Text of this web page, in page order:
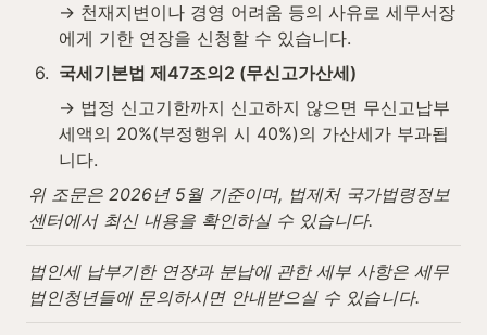
→ 천재지변이나 경영 어려움 등의 사유로 세무서장
에게 기한 연장을 신청할 수 있습니다.
6. 국세기본법 제47조의2 (무신고가산세)
→ 법정 신고기한까지 신고하지 않으면 무신고납부
세액의 20%(부정행위 시 40%)의 가산세가 부과됩
니다.
위 조문은 2026년 5월 기준이며, 법제처 국가법령정보
센터에서 최신 내용을 확인하실 수 있습니다.
법인세 납부기한 연장과 분납에 관한 세부 사항은 세무
법인청년들에 문의하시면 안내받으실 수 있습니다.